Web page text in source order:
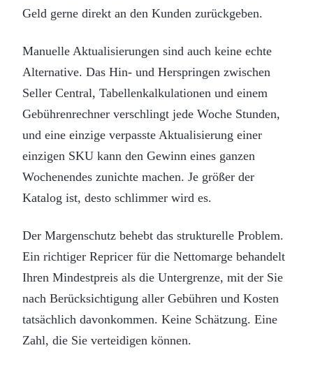
Geld gerne direkt an den Kunden zurückgeben.
Manuelle Aktualisierungen sind auch keine echte
Alternative. Das Hin- und Herspringen zwischen
Seller Central, Tabellenkalkulationen und einem
Gebührenrechner verschlingt jede Woche Stunden,
und eine einzige verpasste Aktualisierung einer
einzigen SKU kann den Gewinn eines ganzen
Wochenendes zunichte machen. Je größer der
Katalog ist, desto schlimmer wird es.
Der Margenschutz behebt das strukturelle Problem.
Ein richtiger Repricer für die Nettomarge behandelt
Ihren Mindestpreis als die Untergrenze, mit der Sie
nach Berücksichtigung aller Gebühren und Kosten
tatsächlich davonkommen. Keine Schätzung. Eine
Zahl, die Sie verteidigen können.